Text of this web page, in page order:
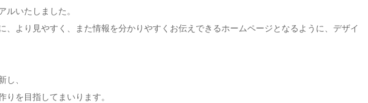
ルいたしました。
、より見やすく、また情報を分かりやすくお伝えできるホームページとなるように、デザイ
、
を目指してまいります。